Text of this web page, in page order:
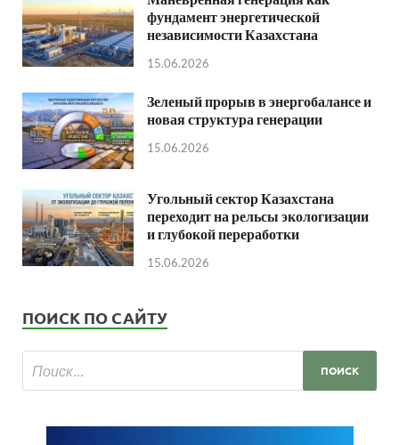
фундамент энергетической
независимости Казахстана
15.06.2026
Зеленый прорыв в энергобалансе и
новая структура генерации
15.06.2026
Угольный сектор Казахстана
переходит на рельсы экологизации
и глубокой переработки
15.06.2026
ПОИСК ПО САЙТУ